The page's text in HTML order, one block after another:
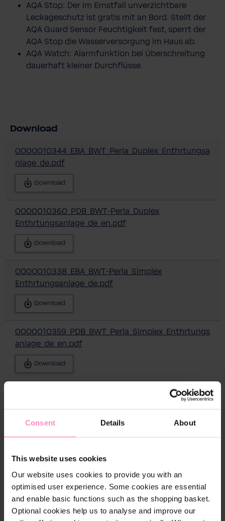
Consent Details About
This website uses cookies
Our website uses cookies to provide you with an
optimised user experience. Some cookies are essential
and enable basic functions such as the shopping basket.
Optional cookies help us to analyse and improve our
AQA Stop: Der im Ernstfall unverzichtbare
Leckageschutz ist gratis mit an Bord. Stellt der
AQA Guard Sensor Feuchtigkeit fest, sperrt der
AQA Stop die Wasserversorgung im Haus ab.
AQA Watch: Alarmfunktion bei Überschreitung
dauerhaft kleiner Durchflüsse.
Download
0000010344_EBA_BWT_Perla_Duplex_Enthrtungsa
nlage_de.pdf
Download
0000010360_PDB_BWT-Perla_Duplex
Enthrtungsanlage_de_en.pdf
Download
0000010338_EBA_BWT-Perla_Simplex
Enthrtungsanlage_de.pdf
Download
0000010359_PDB_BWT_Perla_Simplex_Enthrtungs
anlage_de_en.pdf
Download
Download
bwt-perla-simplex-eba-en.pdf
Download
1-510970_EBA_BWT_Perla_Duplex-Typen_en.pdf
Download